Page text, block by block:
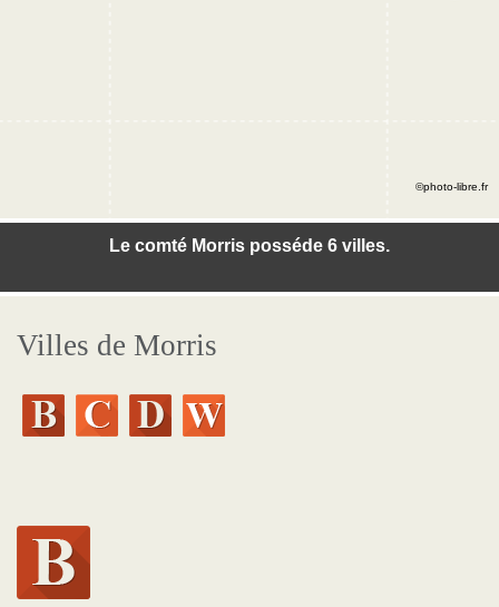
Le comté Morris posséde 6 villes.
©photo-libre.fr
Villes de Morris